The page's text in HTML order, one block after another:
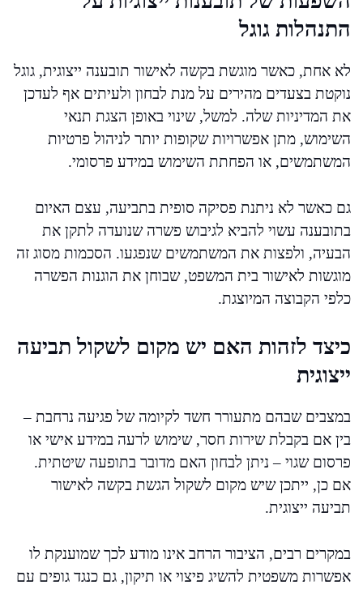
התנהלות גוגל
לא אחת, כאשר מוגשת בקשה לאישור תובענה ייצוגית, גוגל
נוקטת בצעדים מהירים על מנת לבחון ולעיתים אף לעדכן
את המדיניות שלה. למשל, שינוי באופן הצגת תנאי
השימוש, מתן אפשרויות שקופות יותר לניהול פרטיות
המשתמשים, או הפחתת השימוש במידע פרסומי.
גם כאשר לא ניתנת פסיקה סופית בתביעה, עצם האיום
בתובענה עשוי להביא לגיבוש פשרה שנועדה לתקן את
הבעיה, ולפצות את המשתמשים שנפגעו. הסכמות מסוג זה
מוגשות לאישור בית המשפט, שבוחן את הוגנות הפשרה
כלפי הקבוצה המיוצגת.
כיצד לזהות האם יש מקום לשקול תביעה
ייצוגית
במצבים שבהם מתעורר חשד לקיומה של פגיעה נרחבת –
בין אם בקבלת שירות חסר, שימוש לרעה במידע אישי או
פרסום שגוי – ניתן לבחון האם מדובר בתופעה שיטתית.
אם כן, ייתכן שיש מקום לשקול הגשת בקשה לאישור
תביעה ייצוגית.
במקרים רבים, הציבור הרחב אינו מודע לכך שמוענקת לו
אפשרות משפטית להשיג פיצוי או תיקון, גם כנגד גופים עם